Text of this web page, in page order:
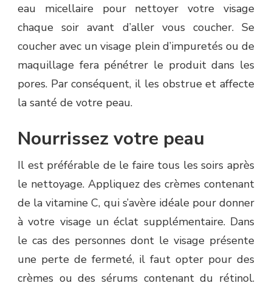
eau micellaire pour nettoyer votre visage
chaque soir avant d’aller vous coucher. Se
coucher avec un visage plein d’impuretés ou de
maquillage fera pénétrer le produit dans les
pores. Par conséquent, il les obstrue et affecte
la santé de votre peau.
Nourrissez votre peau
Il est préférable de le faire tous les soirs après
le nettoyage. Appliquez des crèmes contenant
de la vitamine C, qui s’avère idéale pour donner
à votre visage un éclat supplémentaire. Dans
le cas des personnes dont le visage présente
une perte de fermeté, il faut opter pour des
crèmes ou des sérums contenant du rétinol.